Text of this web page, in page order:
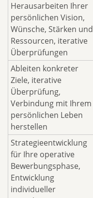
Herausarbeiten Ihrer
persönlichen Vision,
Wünsche, Stärken und
Ressourcen, iterative
Überprüfungen
Ableiten konkreter
Ziele, iterative
Überprüfung,
Verbindung mit Ihrem
persönlichen Leben
herstellen
Strategieentwicklung
für Ihre operative
Bewerbungsphase,
Entwicklung
individueller